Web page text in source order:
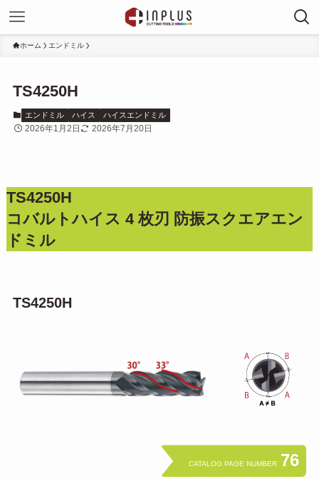
ホーム エンドミル
TS4250H
エンドミル ハイス ハイスエンドミル
2026年1月2日 2026年7月20日
TS4250H
コバルトハイス 4 枚刃 防振スクエアエン
ドミル
TS4250H
CATALOG PAGE NUMBER 76